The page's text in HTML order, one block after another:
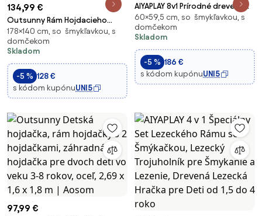
134,99 €
Outsunny Rám Hojdacieho
Zariadenia vonkajší set s 2
hojdačkami, hojdačka pre deti
s kovovým rámom, nastaviteľná
záhradná hojdačka pre deti,
zelená | A
178×140 cm, so šmykľavkou, s
domčekom
Skladom
-5 % 128 €
s kódom kupónuUNI5
AIYAPLAY 8v1 Prírodné drevené
lezecké trojuholníky pre deti vo
veku 18-48 mesiacov s
lezeckým oblúkom a pieskovými
vrecami 175x59,5 cm | Aosom
60×59,5 cm, so šmykľavkou, s
domčekom
Skladom
-5 % 186 €
s kódom kupónuUNI5
97,99 €